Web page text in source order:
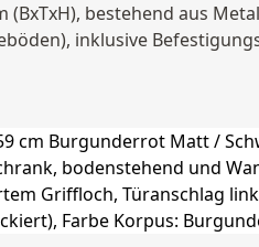
(BxTxH), bestehend aus
inklusive